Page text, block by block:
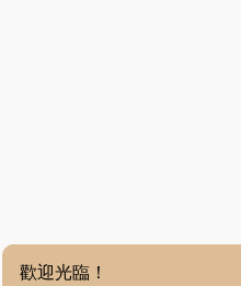
歡迎光臨！